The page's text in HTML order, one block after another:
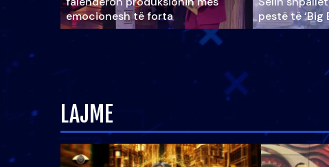
emocionesh të forta
pestë të ‘Big
LAJME